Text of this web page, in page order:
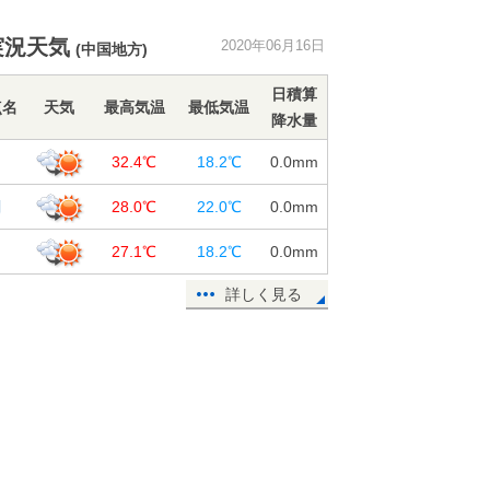
東北 きのう以上に激しい雷雨・竜
ここ1週間の地震回数 きょうは朝ま
でに震度3が2回発生
16日12:08
週間 金曜は梅雨前線の活動活発
大雨に警戒 空気ひんやり
16日11:48
東北北部で雷雲発達 どしゃ降りの
況天気 (中国地方) 2020年06月16日
天気 最高気温 最低気温
日積算
降水量
32.4℃ 18.2℃ 0.0mm
28.0℃ 22.0℃ 0.0mm
27.1℃ 18.2℃ 0.0mm
詳しく見る